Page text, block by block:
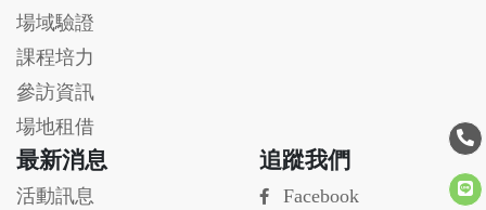
場域驗證
課程培力
參訪資訊
場地租借
最新消息
活動訊息
追蹤我們
Facebook